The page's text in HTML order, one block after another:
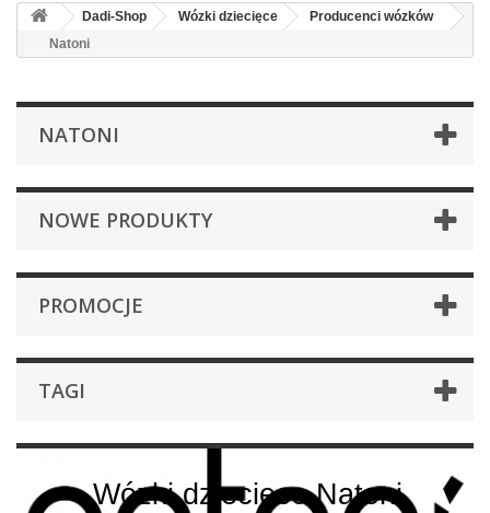
Dadi-Shop Wózki dziecięce
Producenci wózków
Natoni
NATONI
NOWE PRODUKTY
PROMOCJE
TAGI
Wózki dziecięce Natoni